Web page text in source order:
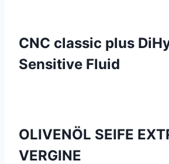
CNC classic plus
Sensitive Fluid
OLIVENÖL SEIFE
VERGINE